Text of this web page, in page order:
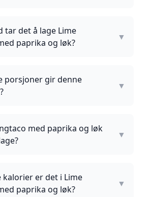
tar det å lage Lime
paprika og løk?
▼
porsjoner gir denne
▼
med paprika og løk
▼
kalorier er det i Lime
paprika og løk?
▼